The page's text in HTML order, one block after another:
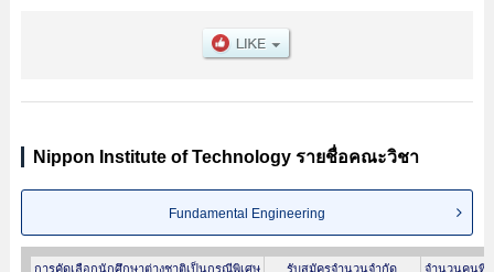
Nippon Institute of Technology รายชื่อคณะวิชา
Fundamental Engineering
การคัดเลือกนักศึกษาต่างชาติเป็นกรณีพิเศษ รับสมัครจำนวนจำกัด จำนวนคนที่